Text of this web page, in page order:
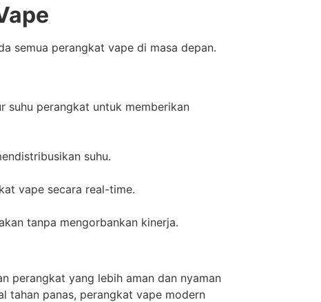
semua perangkat vape di masa depan.
suhu perangkat untuk memberikan
suhu.
vape secara real-time.
tanpa mengorbankan kinerja.
perangkat yang lebih aman dan nyaman
tahan panas, perangkat vape modern